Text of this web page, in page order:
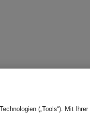
(„Tools“). Mit Ihrer